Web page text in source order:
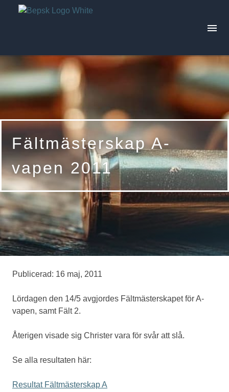
Aktuellt
Skjutprogram
Tävlingar
Trivselskjutningar
Medlemskap
Eventskytte
Om oss
Fältmästerskap A-
vapen 2011
Publicerad: 16 maj, 2011
Lördagen den 14/5 avgjordes Fältmästerskapet för A-
vapen, samt Fält 2.
Återigen visade sig Christer vara för svår att slå.
Se alla resultaten här:
Resultat Fältmästerskap A